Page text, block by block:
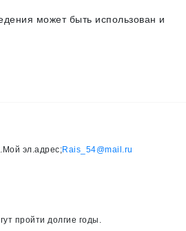
может быть использован и
эл.адрес;Rais_54@mail.ru
пройти долгие годы.